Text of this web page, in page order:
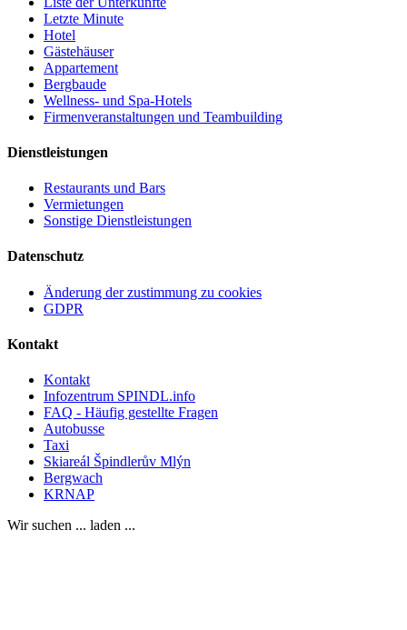
Letzte Minute
Hotel
Gästehäuser
Appartement
Bergbaude
Wellness- und Spa-Hotels
Firmenveranstaltungen und Teambuilding
Dienstleistungen
Restaurants und Bars
Vermietungen
Sonstige Dienstleistungen
Datenschutz
Änderung der zustimmung zu cookies
GDPR
Kontakt
Kontakt
Infozentrum SPINDL.info
FAQ - Häufig gestellte Fragen
Autobusse
Taxi
Skiareál Špindlerův Mlýn
Bergwach
KRNAP
Wir suchen ... laden ...